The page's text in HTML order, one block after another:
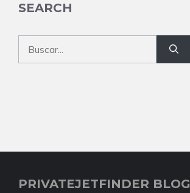
SEARCH
PRIVATEJETFINDER BLOG